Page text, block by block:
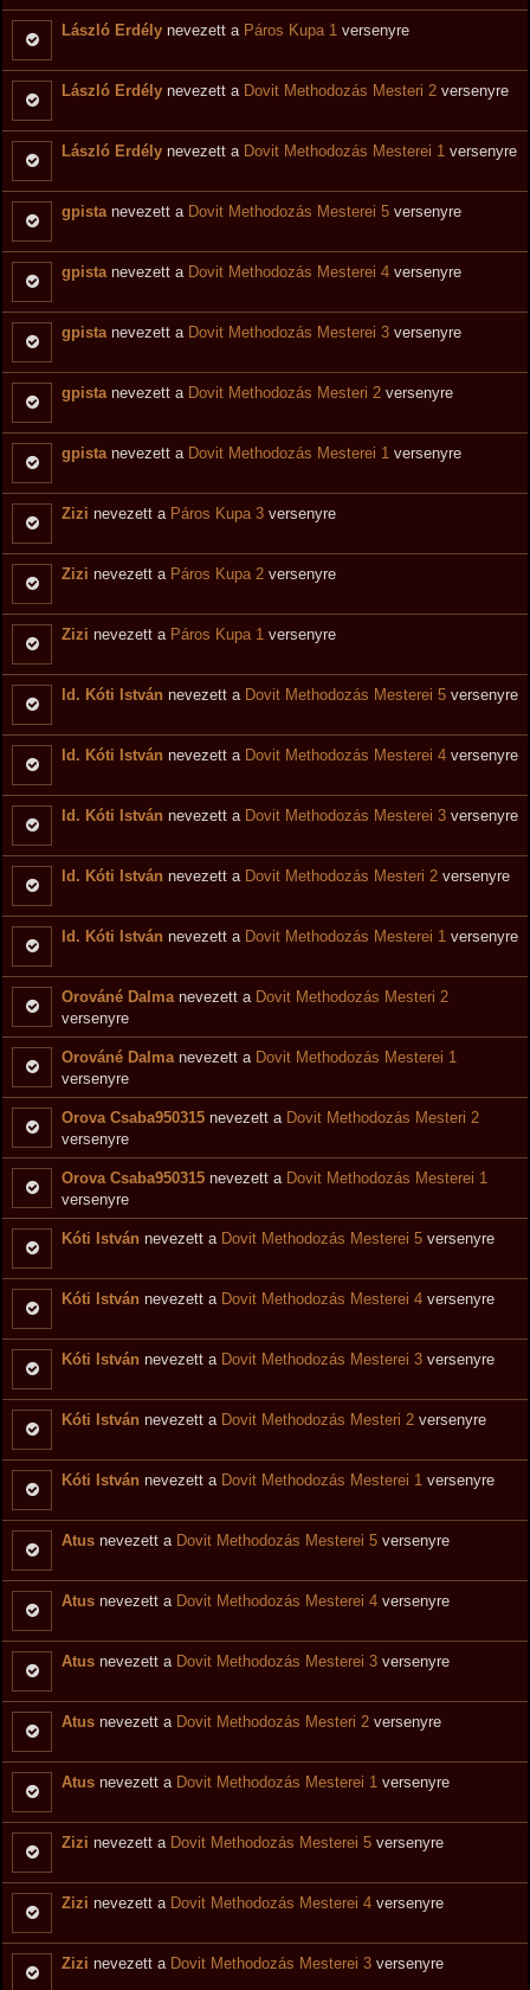
László Erdély nevezett a Páros Kupa 1 versenyre
László Erdély nevezett a Dovit Methodozás Mesteri 2 versenyre
László Erdély nevezett a Dovit Methodozás Mesterei 1 versenyre
gpistanevezett a Dovit Methodozás Mesterei 5 versenyre
gpistanevezett a Dovit Methodozás Mesterei 4 versenyre
gpistanevezett a Dovit Methodozás Mesterei 3 versenyre
gpistanevezett a Dovit Methodozás Mesteri 2 versenyre
gpistanevezett a Dovit Methodozás Mesterei 1 versenyre
Zizi nevezett a Páros Kupa 3 versenyre
Zizi nevezett a Páros Kupa 2 versenyre
Zizi nevezett a Páros Kupa 1 versenyre
Id. Kóti István nevezett a Dovit Methodozás Mesterei 5 versenyre
Id. Kóti István nevezett a Dovit Methodozás Mesterei 4 versenyre
Id. Kóti István nevezett a Dovit Methodozás Mesterei 3 versenyre
Id. Kóti István nevezett a Dovit Methodozás Mesteri 2 versenyre
Id. Kóti István nevezett a Dovit Methodozás Mesterei 1 versenyre
Orováné Dalma nevezett a Dovit Methodozás Mesteri 2
versenyre
Orováné Dalma nevezett a Dovit Methodozás Mesterei 1
versenyre
Orova Csaba950315 nevezett a Dovit Methodozás Mesteri 2
versenyre
Orova Csaba950315 nevezett a Dovit Methodozás Mesterei 1
versenyre
Kóti István nevezett a Dovit Methodozás Mesterei 5 versenyre
Kóti István nevezett a Dovit Methodozás Mesterei 4 versenyre
Kóti István nevezett a Dovit Methodozás Mesterei 3 versenyre
Kóti István nevezett a Dovit Methodozás Mesteri 2 versenyre
Kóti István nevezett a Dovit Methodozás Mesterei 1 versenyre
Atus nevezett a Dovit Methodozás Mesterei 5 versenyre
Atus nevezett a Dovit Methodozás Mesterei 4 versenyre
Atus nevezett a Dovit Methodozás Mesterei 3 versenyre
Atus nevezett a Dovit Methodozás Mesteri 2 versenyre
Atus nevezett a Dovit Methodozás Mesterei 1 versenyre
Zizi nevezett a Dovit Methodozás Mesterei 5 versenyre
Zizi nevezett a Dovit Methodozás Mesterei 4 versenyre
Zizi nevezett a Dovit Methodozás Mesterei 3 versenyre